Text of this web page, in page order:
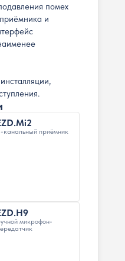
помех
и
канальный приёмник
микрофон-